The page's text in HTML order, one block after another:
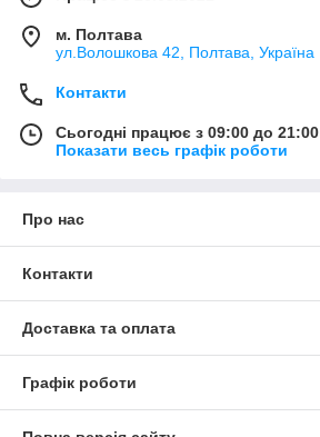
м. Полтава
ул.Волошкова 42, Полтава, Україна
Контакти
Сьогодні працює з 09:00 до 21:00
Показати весь графік роботи
Про нас
Контакти
Доставка та оплата
Графік роботи